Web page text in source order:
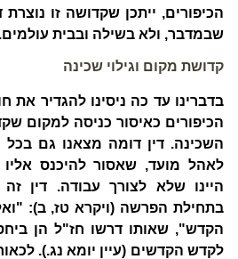
הכיפורים, ייתכן שקדושה זו
שבמדבר, ולא בשילה ובבית עולמים.
קדושת מקום וגילוי שכינה
בדברינו עד כה ניסינו להגדיר את
הכיפורים כאיסור כניסה למקום
השכינה. דין דומה מצאנו גם
לאהל מועד, שאסור להיכנס אליו
היינו שלא לצורך עבודה. דין
בתחילת הפרשה (ויקרא טז, ב):
הקדש", שאותו דרשו חז"ל הן
לקדש הקדשים (עיין יומא נג.).